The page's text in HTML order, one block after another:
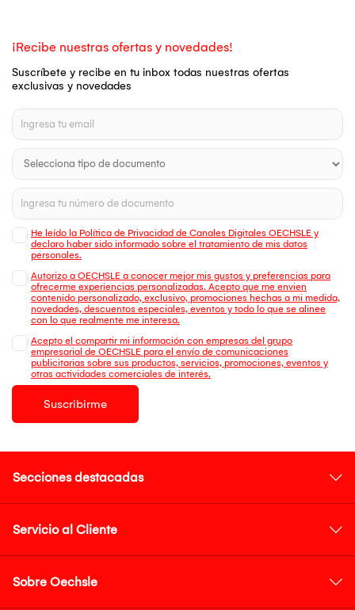
¡Recibe nuestras ofertas y novedades!
Suscríbete y recibe en tu inbox todas nuestras ofertas
exclusivas y novedades
He leído la Política de Privacidad de Canales Digitales OECHSLE y
declaro haber sido informado sobre el tratamiento de mis datos
personales.
Autorizo a OECHSLE a conocer mejor mis gustos y preferencias para
ofrecerme experiencias personalizadas. Acepto que me envien
contenido personalizado, exclusivo, promociones hechas a mi medida,
novedades, descuentos especiales, eventos y todo lo que se alinee
con lo que realmente me interesa.
Acepto el compartir mi información con empresas del grupo
empresarial de OECHSLE para el envío de comunicaciones
publicitarias sobre sus productos, servicios, promociones, eventos y
otras actividades comerciales de interés.
Suscribirme
Secciones destacadas
Servicio al Cliente
Sobre Oechsle